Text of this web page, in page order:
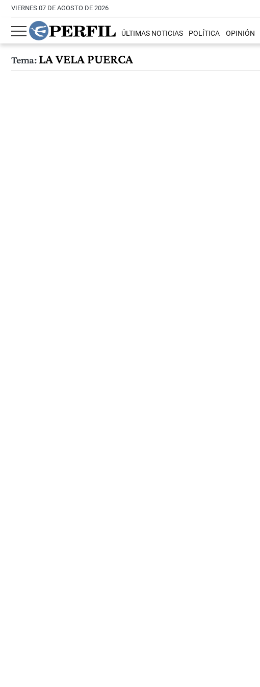
VIERNES 07 DE AGOSTO DE 2026
ÚLTIMAS NOTICIAS POLÍTICA OPINIÓN
Tema:LA VELA PUERCA